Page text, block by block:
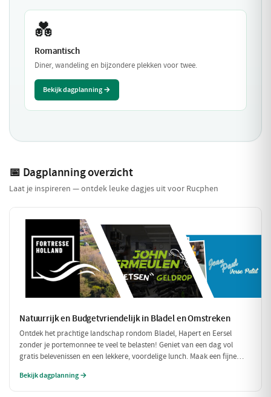
💑
Romantisch
Diner, wandeling en bijzondere plekken voor twee.
Bekijk dagplanning →
📅 Dagplanning overzicht
Laat je inspireren — ontdek leuke dagjes uit voor Rucphen
Natuurrijk en Budgetvriendelijk in Bladel en Omstreken
Ontdek het prachtige landschap rondom Bladel, Hapert en Eersel
zonder je portemonnee te veel te belasten! Geniet van een dag vol
gratis belevenissen en een lekkere, voordelige lunch. Maak een fijne
hap.
Bekijk dagplanning →